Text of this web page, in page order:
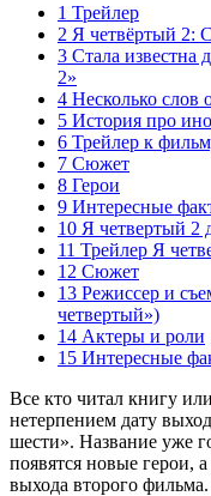
1 Трейлер
2 Я четвёртый 2:
3 Стала известна
2»
4 Несколько слов
5 История про
6 Трейлер к
7 Сюжет
8 Герои
9 Интересные
10 Я четвертый 2
11 Трейлер Я
12 Сюжет
13 Режиссер и
четвертый»)
14 Актеры и роли
15 Интересные
Все кто читал книгу
нетерпением дату
шести». Название уже
появятся новые герои,
выхода второго фильма.